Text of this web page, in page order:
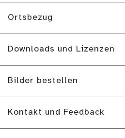
Ortsbezug
Downloads und Lizenzen
Bilder bestellen
Kontakt und Feedback